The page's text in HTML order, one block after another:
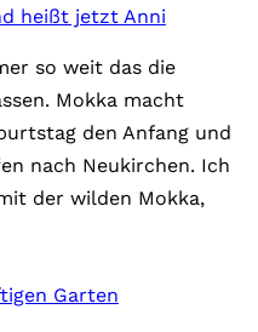
heißt jetzt Anni
so weit das die
Mokka macht
den Anfang und
nach Neukirchen. Ich
der wilden Mokka,
Garten